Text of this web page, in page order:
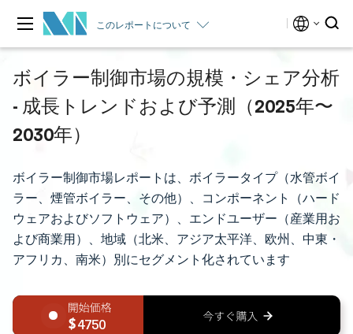
このレポートについて
ボイラー制御市場の規模・シェア分析
- 成長トレンドおよび予測（2025年〜
2030年）
ボイラー制御市場レポートは、ボイラータイプ（水管ボイ
ラー、煙管ボイラー、その他）、コンポーネント（ハード
ウェアおよびソフトウェア）、エンドユーザー（産業用お
よび商業用）、地域（北米、アジア太平洋、欧州、中東・
アフリカ、南米）別にセグメント化されています
4750